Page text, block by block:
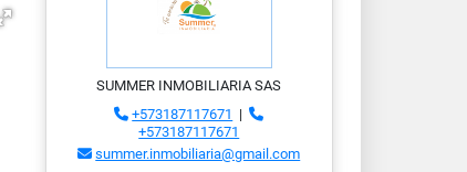
SUMMER INMOBILIARIA SAS
+573187117671 |
+573187117671
summer.inmobiliaria@gmail.com